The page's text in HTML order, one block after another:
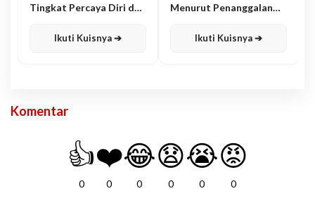
Tingkat Percaya Diri dan
Ikuti Kuisnya ➔
Menurut Penanggalan
Ikuti Kuisnya ➔
Komentar
👍
0
❤️
0
😂
0
😧
0
😭
0
😡
0